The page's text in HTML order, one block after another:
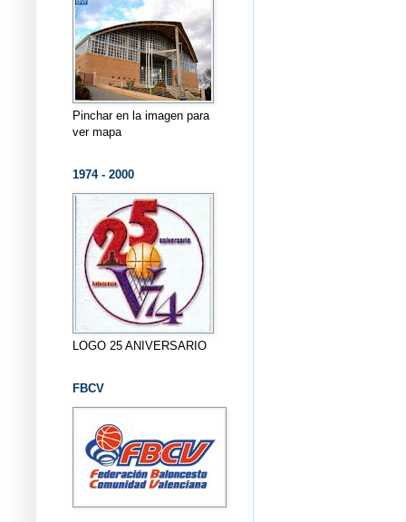
Pinchar en la imagen para
ver mapa
1974 - 2000
LOGO 25 ANIVERSARIO
FBCV